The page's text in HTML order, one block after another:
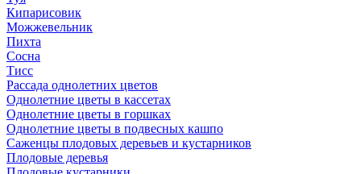
Кипарисовик
Можжевельник
Пихта
Сосна
Тисc
Рассада однолетних цветов
Однолетние цветы в кассетах
Однолетние цветы в горшках
Однолетние цветы в подвесных кашпо
Саженцы плодовых деревьев и кустарников
Плодовые деревья